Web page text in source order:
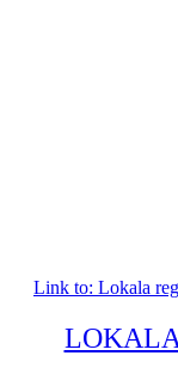
Link to: Lokala